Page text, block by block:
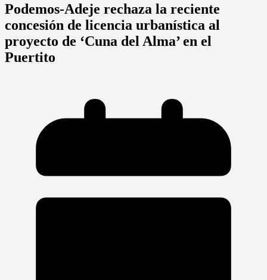
Podemos-Adeje rechaza la reciente
concesión de licencia urbanística al
proyecto de ‘Cuna del Alma’ en el
Puertito